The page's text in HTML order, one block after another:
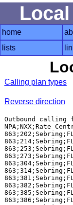
home
lists
Calling plan types
Reverse direction
Outbound calling
NPA;NXX;Rate